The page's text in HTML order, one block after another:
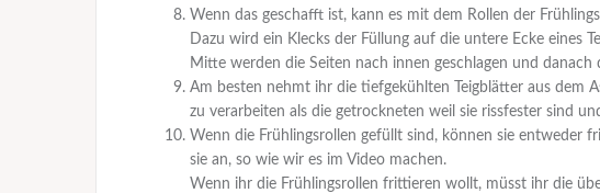
Wenn das geschafft ist, kann es mit dem Rollen der
Dazu wird ein Klecks der Füllung auf die untere Ecke eines
Mitte werden die Seiten nach innen geschlagen und danach
Am besten nehmt ihr die tiefgekühlten Teigblätter aus dem
zu verarbeiten als die getrockneten weil sie rissfester sind
Wenn die Frühlingsrollen gefüllt sind, können sie entweder
sie an, so wie wir es im Video machen.
Wenn ihr die Frühlingsrollen frittieren wollt, müsst ihr die